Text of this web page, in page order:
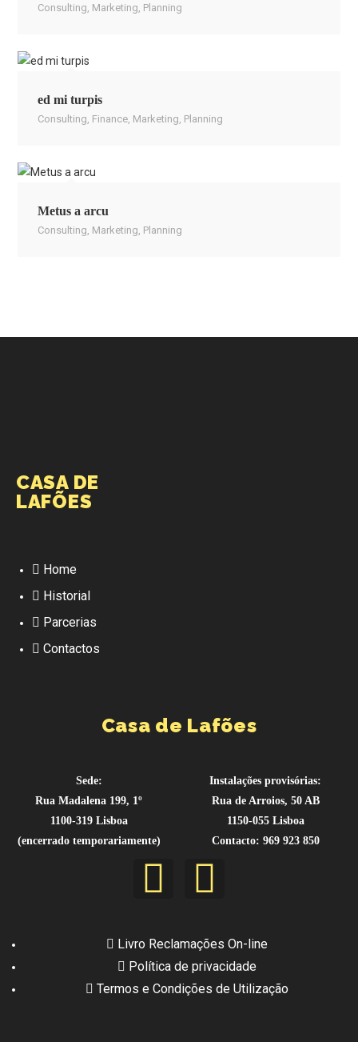
Consulting Marketing Planning
ed mi turpis
Consulting Finance Marketing Planning
Metus a arcu
Consulting Marketing Planning
CASA DE
LAFÕES
Home
Historial
Parcerias
Contactos
Casa de Lafões
Sede:
Rua Madalena 199, 1º
1100-319 Lisboa
(encerrado temporariamente)
Instalações provisórias:
Rua de Arroios, 50 AB
1150-055 Lisboa
Contacto: 969 923 850
Livro Reclamações On-line
Política de privacidade
Termos e Condições de Utilização